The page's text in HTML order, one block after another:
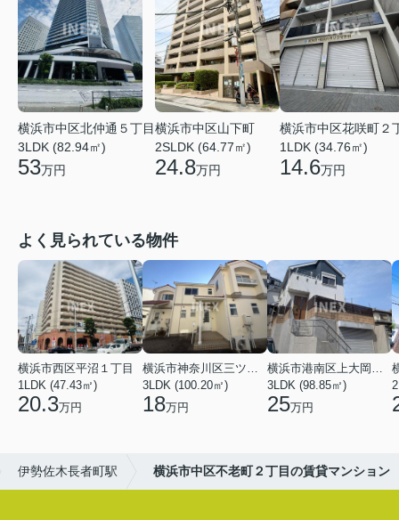
横浜市中区北仲通５丁目
3LDK (82.94㎡)
53万円
横浜市中区山下町
2SLDK (64.77㎡)
24.8万円
横浜市中区花咲町２
1LDK (34.76㎡)
14.6万円
よく見られている物件
横浜市西区平沼１丁目
1LDK (47.43㎡)
20.3万円
横浜市神奈川区三ツ沢上町
3LDK (100.20㎡)
18万円
横浜市港南区上大岡東２丁目
3LDK (98.85㎡)
25万円
伊勢佐木長者町駅 横浜市中区不老町２丁目の賃貸マンション